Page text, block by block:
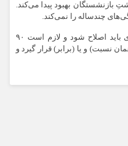
بازنشستگان بهبود پیدا می‌کند.
چندساله را نمی‌‌کند.
وی در پایان گفت: مصوبه متناسب‌سازی باید اصلاح شود و لازم است ۹۰
یا (به همان نسبت) و یا (برابر) قرار گیرد و